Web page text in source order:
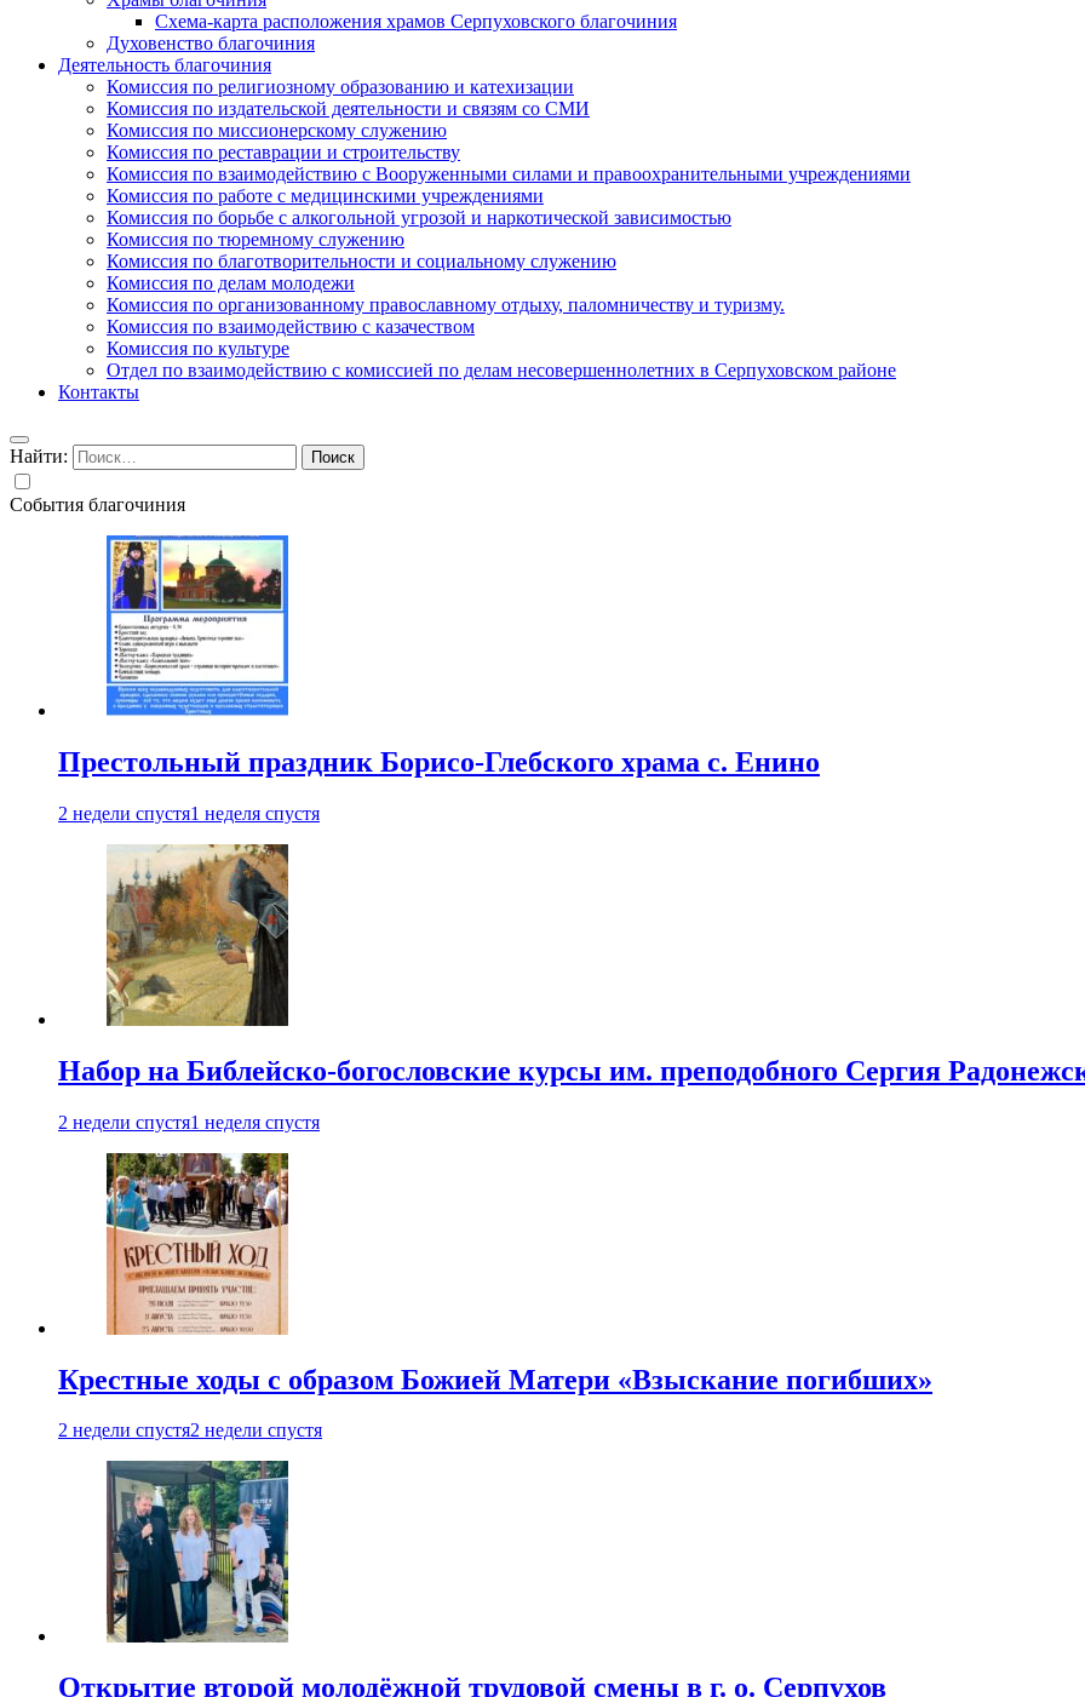
Схема-карта расположения храмов Серпуховского благочиния
Духовенство благочиния
Деятельность благочиния
Комиссия по религиозному образованию и катехизации
Комиссия по издательской деятельности и связям со СМИ
Комиссия по миссионерскому служению
Комиссия по реставрации и строительству
Комиссия по взаимодействию с Вооруженными силами и правоохранительными учреждениями
Комиссия по работе с медицинскими учреждениями
Комиссия по борьбе с алкогольной угрозой и наркотической зависимостью
Комиссия по тюремному служению
Комиссия по благотворительности и социальному служению
Комиссия по делам молодежи
Комиссия по организованному православному отдыху, паломничеству и туризму.
Комиссия по взаимодействию с казачеством
Комиссия по культуре
Отдел по взаимодействию с комиссией по делам несовершеннолетних в Серпуховском районе
Контакты
Найти:
События благочиния
Престольный праздник Борисо-Глебского храма с. Енино
2 недели спустя1 неделя спустя
Набор на Библейско-богословские курсы им. преподобного Сергия
2 недели спустя1 неделя спустя
Крестные ходы с образом Божией Матери «Взыскание погибших»
2 недели спустя2 недели спустя
Открытие второй молодёжной трудовой смены в г. о. Серпухов